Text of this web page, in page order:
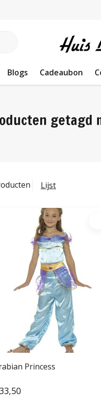
Blogs Cadeaubon
getagd
Lijst
Princess